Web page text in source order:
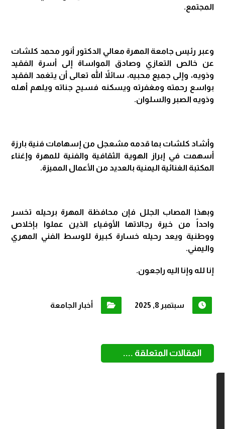
المجتمع.
وعبر رئيس جامعة المهرة معالي الدكتور أنور محمد كلشات
عن خالص التعازي وصادق المواساة إلى أسرة الفقيد
وذويه، وإلى جميع محبيه، سائلاً الله تعالى أن يتغمد الفقيد
بواسع رحمته ومغفرته ويسكنه فسيح جناته ويلهم أهله
وذويه الصبر والسلوان.
وأشاد كلشات بما قدمه مشعجل من إسهامات فنية بارزة
أسهمت في إبراز الهوية الثقافية والفنية للمهرة وإغناء
المكتبة الغنائية اليمنية بالعديد من الأعمال المميزة.
وبهذا المصاب الجلل فإن محافظة المهرة برحيله تخسر
واحداً من خيرة رجالاتها الأوفياء الذين عملوا بإخلاص
ووطنية ويعد رحيله خسارة كبيرة للوسط الفني المهري
واليمني.
إنا لله وإنا اليه راجعون.
سبتمبر 8, 2025 أخبار الجامعة
المقالات المتعلقة ....